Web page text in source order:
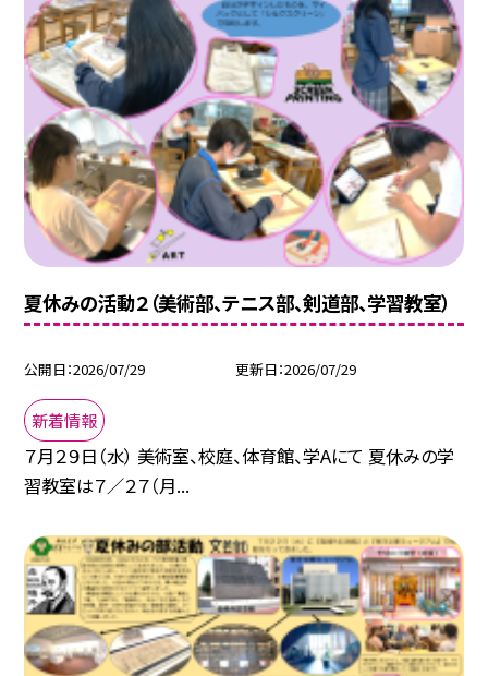
夏休みの活動２（美術部、テニス部、剣道部、学習教室）
公開日 2026/07/29 更新日 2026/07/29
新着情報
７月２９日（水） 美術室、校庭、体育館、学Aにて 夏休みの学
習教室は７／２７（月...